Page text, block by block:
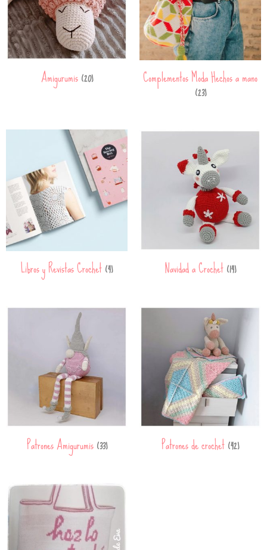
Amigurumis(20) Complementos Moda Hechos a mano
(23)
Libros y Revistas Crochet(4) Navidad a Crochet(14)
Patrones Amigurumis(33) Patrones de crochet(42)